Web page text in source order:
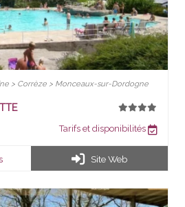
> Corrèze > Monceaux-sur-Dordogne
Tarifs et disponibilités
Site Web